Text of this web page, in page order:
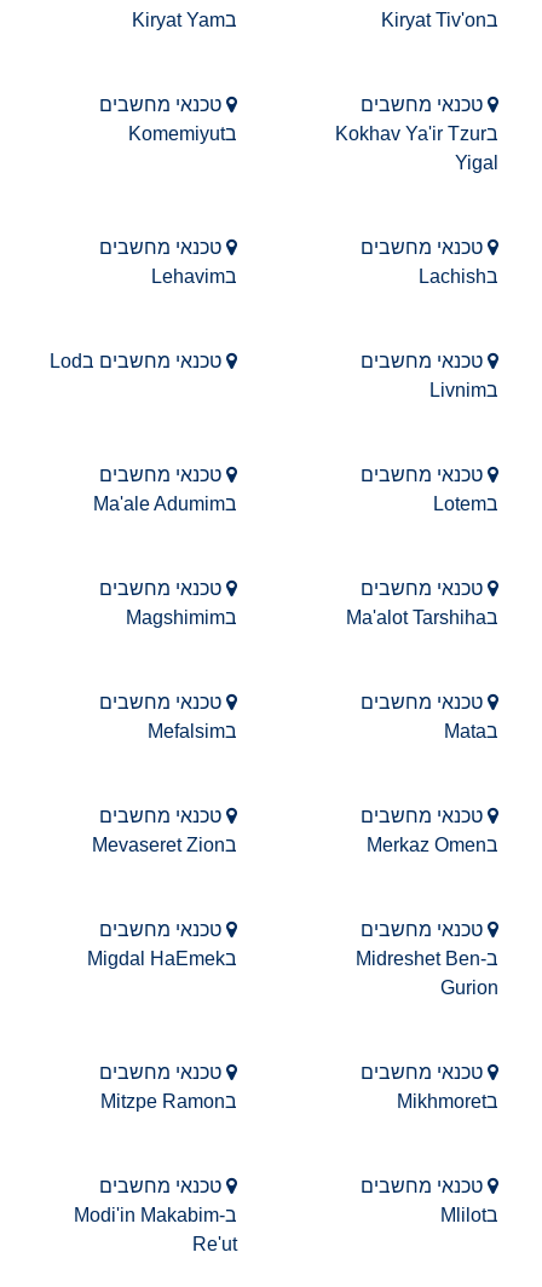
בKiryat Tiv'on
בKiryat Yam
טכנאי מחשבים
בKokhav Ya'ir Tzur
Yigal
טכנאי מחשבים
בKomemiyut
טכנאי מחשבים
בLachish
טכנאי מחשבים
בLehavim
טכנאי מחשבים
בLivnim
טכנאי מחשבים בLod
טכנאי מחשבים
בLotem
טכנאי מחשבים
בMa'ale Adumim
טכנאי מחשבים
בMa'alot Tarshiha
טכנאי מחשבים
בMagshimim
טכנאי מחשבים
בMata
טכנאי מחשבים
בMefalsim
טכנאי מחשבים
בMerkaz Omen
טכנאי מחשבים
בMevaseret Zion
טכנאי מחשבים
בMidreshet Ben-
Gurion
טכנאי מחשבים
בMigdal HaEmek
טכנאי מחשבים
בMikhmoret
טכנאי מחשבים
בMitzpe Ramon
טכנאי מחשבים
בMlilot
טכנאי מחשבים
בModi'in Makabim-
Re'ut